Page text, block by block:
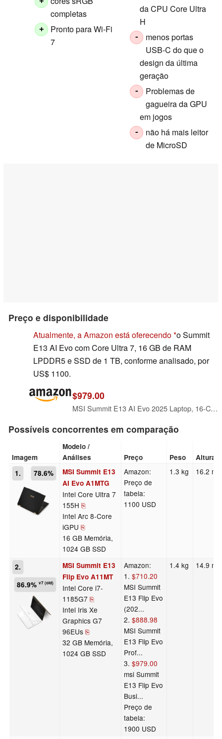
completas
+
Pronto para Wi-Fi
7
da CPU Core Ultra
H
-
menos portas
USB-C do que o
design da última
geração
-
Problemas de
gagueira da GPU
em jogos
-
não há mais leitor
de MicroSD
Preço e disponibilidade
Atualmente, a Amazon está oferecendo o Summit
E13 AI Evo com Core Ultra 7, 16 GB de RAM
LPDDR5 e SSD de 1 TB, conforme analisado, por
US$ 1100.
$979.00
MSI Summit E13 AI Evo 2025 Laptop, 16-Core Intel Core Ultra 7 155H, 13.3" WUXGA IPS Touchscreen Display, Intel Arc Graphics, 16GB LPDDR5 1TB SSD, Backlit Keyboard, FP, Thunderbolt 4, Wi-Fi, Win11 Pro
Possíveis concorrentes em comparação
Imagem
Modelo /
Análises
Preço Peso
Altura
1.
78.6%
MSI Summit E13
AI Evo A1MTG
Intel Core Ultra 7
155H ⎘
Intel Arc 8-Core
iGPU ⎘
16 GB Memória,
1024 GB SSD
Amazon:
Preço de
tabela:
1100 USD
1.3 kg 16.2
2.
86.9%v7 (old)
MSI Summit E13
Flip Evo A11MT
Intel Core i7-
1185G7 ⎘
Intel Iris Xe
Graphics G7
96EUs ⎘
32 GB Memória,
1024 GB SSD
Amazon:
1.$710.20
MSI Summit
E13 Flip Evo
(202...
2.$888.98
MSI Summit
E13 Flip Evo
Prof...
3.$979.00
msi Summit
E13 Flip Evo
Busi...
Preço de
tabela:
1900 USD
1.4 kg 14.9